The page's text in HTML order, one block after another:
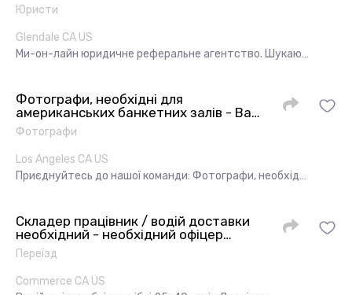
Юристи
Glendale CA US
Ми-он-лайн юридичне реферальне агентство. Шукаю…
Фотографи, необхідні для
американських банкетних залів - Ван
Нуйс, Глендейл, Каліфорнія
Фотографи
Los Angeles CA US
Приєднуйтесь до нашої команди: Фотографи, необхід…
Складер працівник / водій доставки
необхідний - необхідний офіцер
складу / доставка водія - Commerce,
CA
Переїзд
Commerce CA US